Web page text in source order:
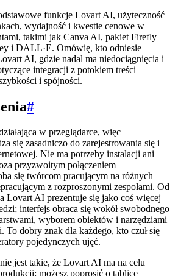
funkcje Lovart AI, użyteczność
wydajność i kwestie cenowe w
takimi jak Canva AI, pakiet Firefly
i DALL·E. Omówię, kto odniesie
AI, gdzie nadal ma niedociągnięcia i
integracji z potokiem treści
i spójności.
#
w przeglądarce, więc
się zasadniczo do zarejestrowania się i
Nie ma potrzeby instalacji ani
przyzwoitym połączeniem
się twórcom pracującym na różnych
z rozproszonymi zespołami. Od
Lovart AI prezentuje się jako coś więcej
interfejs obraca się wokół swobodnego
wyborem obiektów i narzędziami
dobry znak dla każdego, kto czuł się
pojedynczych ujęć.
jest takie, że Lovart AI ma na celu
możesz poprosić o tablicę